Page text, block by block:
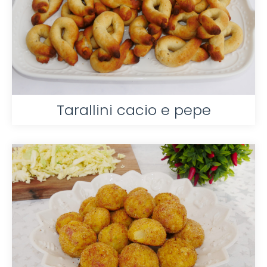
Tarallini cacio e pepe